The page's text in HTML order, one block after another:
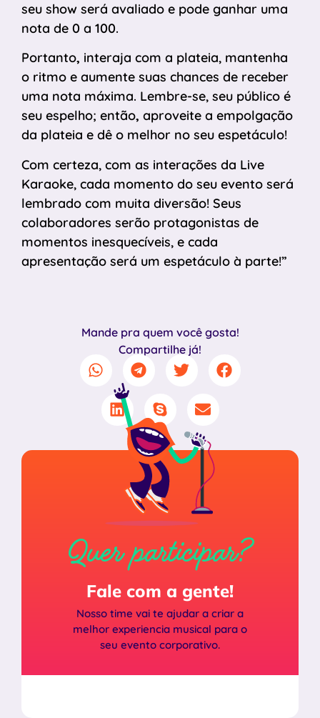
seu show será avaliado e pode ganhar uma
nota de 0 a 100.
Portanto, interaja com a plateia, mantenha
o ritmo e aumente suas chances de receber
uma nota máxima. Lembre-se, seu público é
seu espelho; então, aproveite a empolgação
da plateia e dê o melhor no seu espetáculo!
Com certeza, com as interações da Live
Karaoke, cada momento do seu evento será
lembrado com muita diversão! Seus
colaboradores serão protagonistas de
momentos inesquecíveis, e cada
apresentação será um espetáculo à parte!”
Mande pra quem você gosta!
Compartilhe já!
Quer participar?
Fale com a gente!
Nosso time vai te ajudar a criar a
melhor experiencia musical para o
seu evento corporativo.